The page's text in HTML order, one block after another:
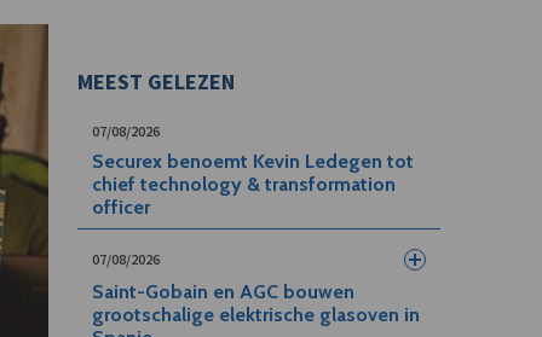
MEEST GELEZEN
07/08/2026
Securex benoemt Kevin Ledegen tot
chief technology & transformation
officer
07/08/2026
Saint-Gobain en AGC bouwen
grootschalige elektrische glasoven in